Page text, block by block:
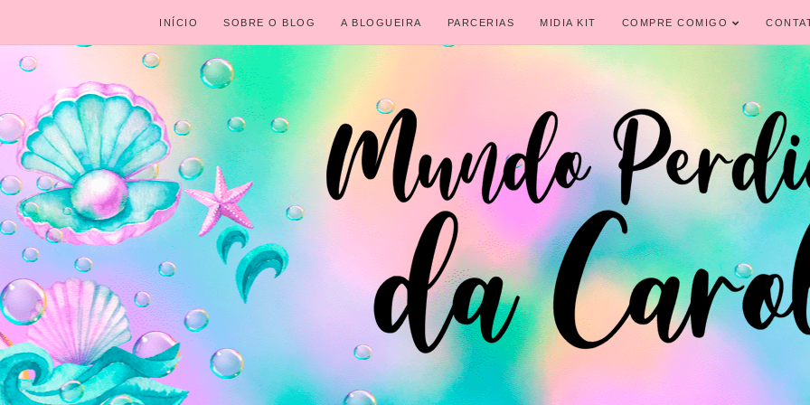
INÍCIO SOBRE O BLOG A BLOGUEIRA PARCERIAS MIDIA KIT COMPRE COMIGO